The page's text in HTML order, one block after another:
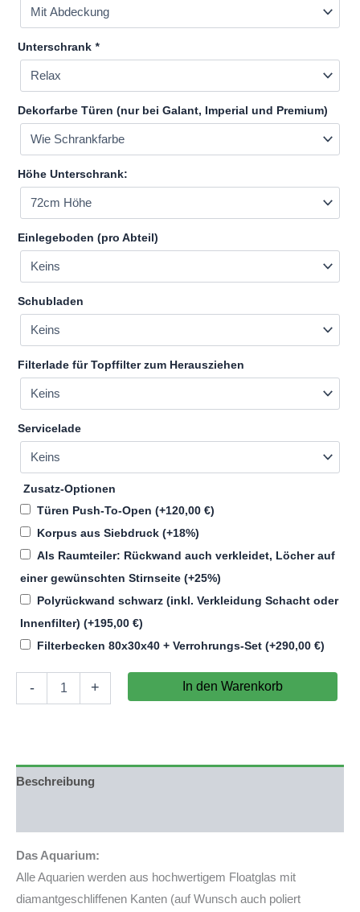
Unterschrank *
Dekorfarbe Türen (nur bei Galant, Imperial und Premium)
Höhe Unterschrank:
Einlegeboden (pro Abteil)
Schubladen
Filterlade für Topffilter zum Herausziehen
Servicelade
Zusatz-Optionen
Türen Push-To-Open (+120,00 €)
Korpus aus Siebdruck (+18%)
Als Raumteiler: Rückwand auch verkleidet, Löcher auf
einer gewünschten Stirnseite (+25%)
Polyrückwand schwarz (inkl. Verkleidung Schacht oder
Innenfilter) (+195,00 €)
Filterbecken 80x30x40 + Verrohrungs-Set (+290,00 €)
-
Individuell
+ In den Warenkorb
Beschreibung
Das Aquarium:
Alle Aquarien werden aus hochwertigem Floatglas mit
diamantgeschliffenen Kanten (auf Wunsch auch poliert